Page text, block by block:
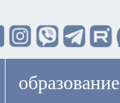
образование